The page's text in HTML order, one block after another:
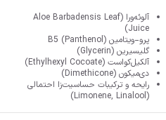
آلوئه‌ورا (Aloe Barbadensis Leaf
Juice)
پرو-ویتامین B5 (Panthenol)
گلیسیرین (Glycerin)
آلکیل‌کواست (Ethylhexyl Cocoate)
دی‌میکون (Dimethicone)
رایحه و ترکیبات حساسیت‌زا احتمالی
(Limonene, Linalool)